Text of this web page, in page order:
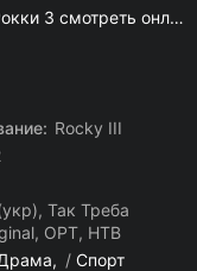
3 смотреть онлайн бесплатно
Rocky III
Так Треба
ОРТ, НТВ
/ Спорт